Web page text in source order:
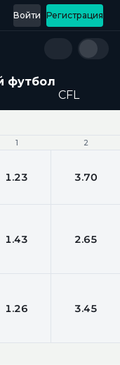
Регистрация
Войти
футбол
CFL
1 2
1 2
1.23 3.70
1.43 2.65
1.26 3.45